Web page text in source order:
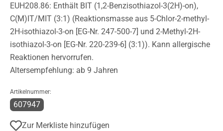
EUH208.86: Enthält BIT (1,2-Benzisothiazol-3(2H)-on),
C(M)IT/MIT (3:1) (Reaktionsmasse aus 5-Chlor-2-methyl-
2H-isothiazol-3-on [EG-Nr. 247-500-7] und 2-Methyl-2H-
isothiazol-3-on [EG-Nr. 220-239-6] (3:1)). Kann allergische
Reaktionen hervorrufen.
Altersempfehlung: ab 9 Jahren
Artikelnummer:
607947
Zur Merkliste hinzufügen